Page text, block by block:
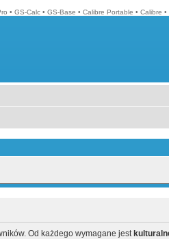
• GS-Calc • GS-Base • Calibre Portable • Calibre •
Od każdego wymagane jest